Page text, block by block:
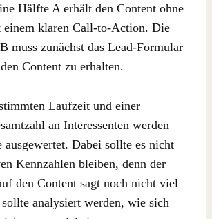
Hälfte A erhält den Content ohne
einem klaren Call-to-Action. Die
muss zunächst das Lead-Formular
Content zu erhalten.
Laufzeit und einer
an Interessenten werden
ausgewertet. Dabei sollte es nicht
Kennzahlen bleiben, denn der
den Content sagt noch nicht viel
analysiert werden, wie sich